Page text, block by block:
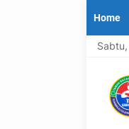
Home
Huda: Inspirasi,